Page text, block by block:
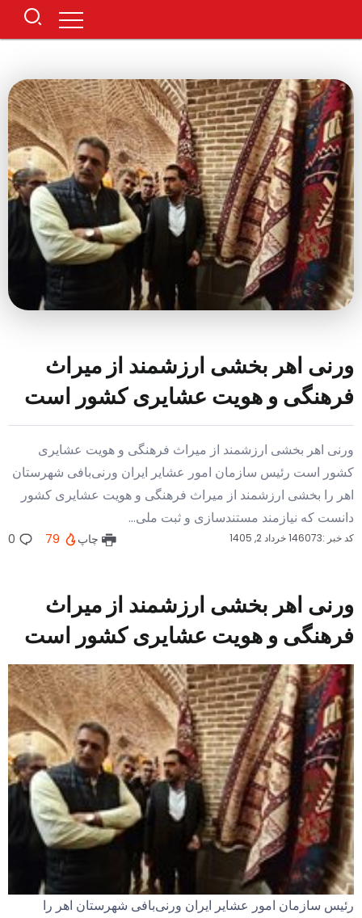
ورنی اهر بخشی ارزشمند از میراث
فرهنگی و هویت عشایری کشور است
ورنی اهر بخشی ارزشمند از میراث فرهنگی و هویت عشایری
کشور است رئیس سازمان امور عشایر ایران ورنی‌بافی شهرستان
اهر را بخشی ارزشمند از میراث فرهنگی و هویت عشایری کشور
دانست که نیازمند مستندسازی و ثبت ملی...
کد خبر :146073 خرداد 2, 1405 چاپ 79
0
ورنی اهر بخشی ارزشمند از میراث
فرهنگی و هویت عشایری کشور است
رئیس سازمان امور عشایر ایران ورنی‌بافی شهرستان اهر را